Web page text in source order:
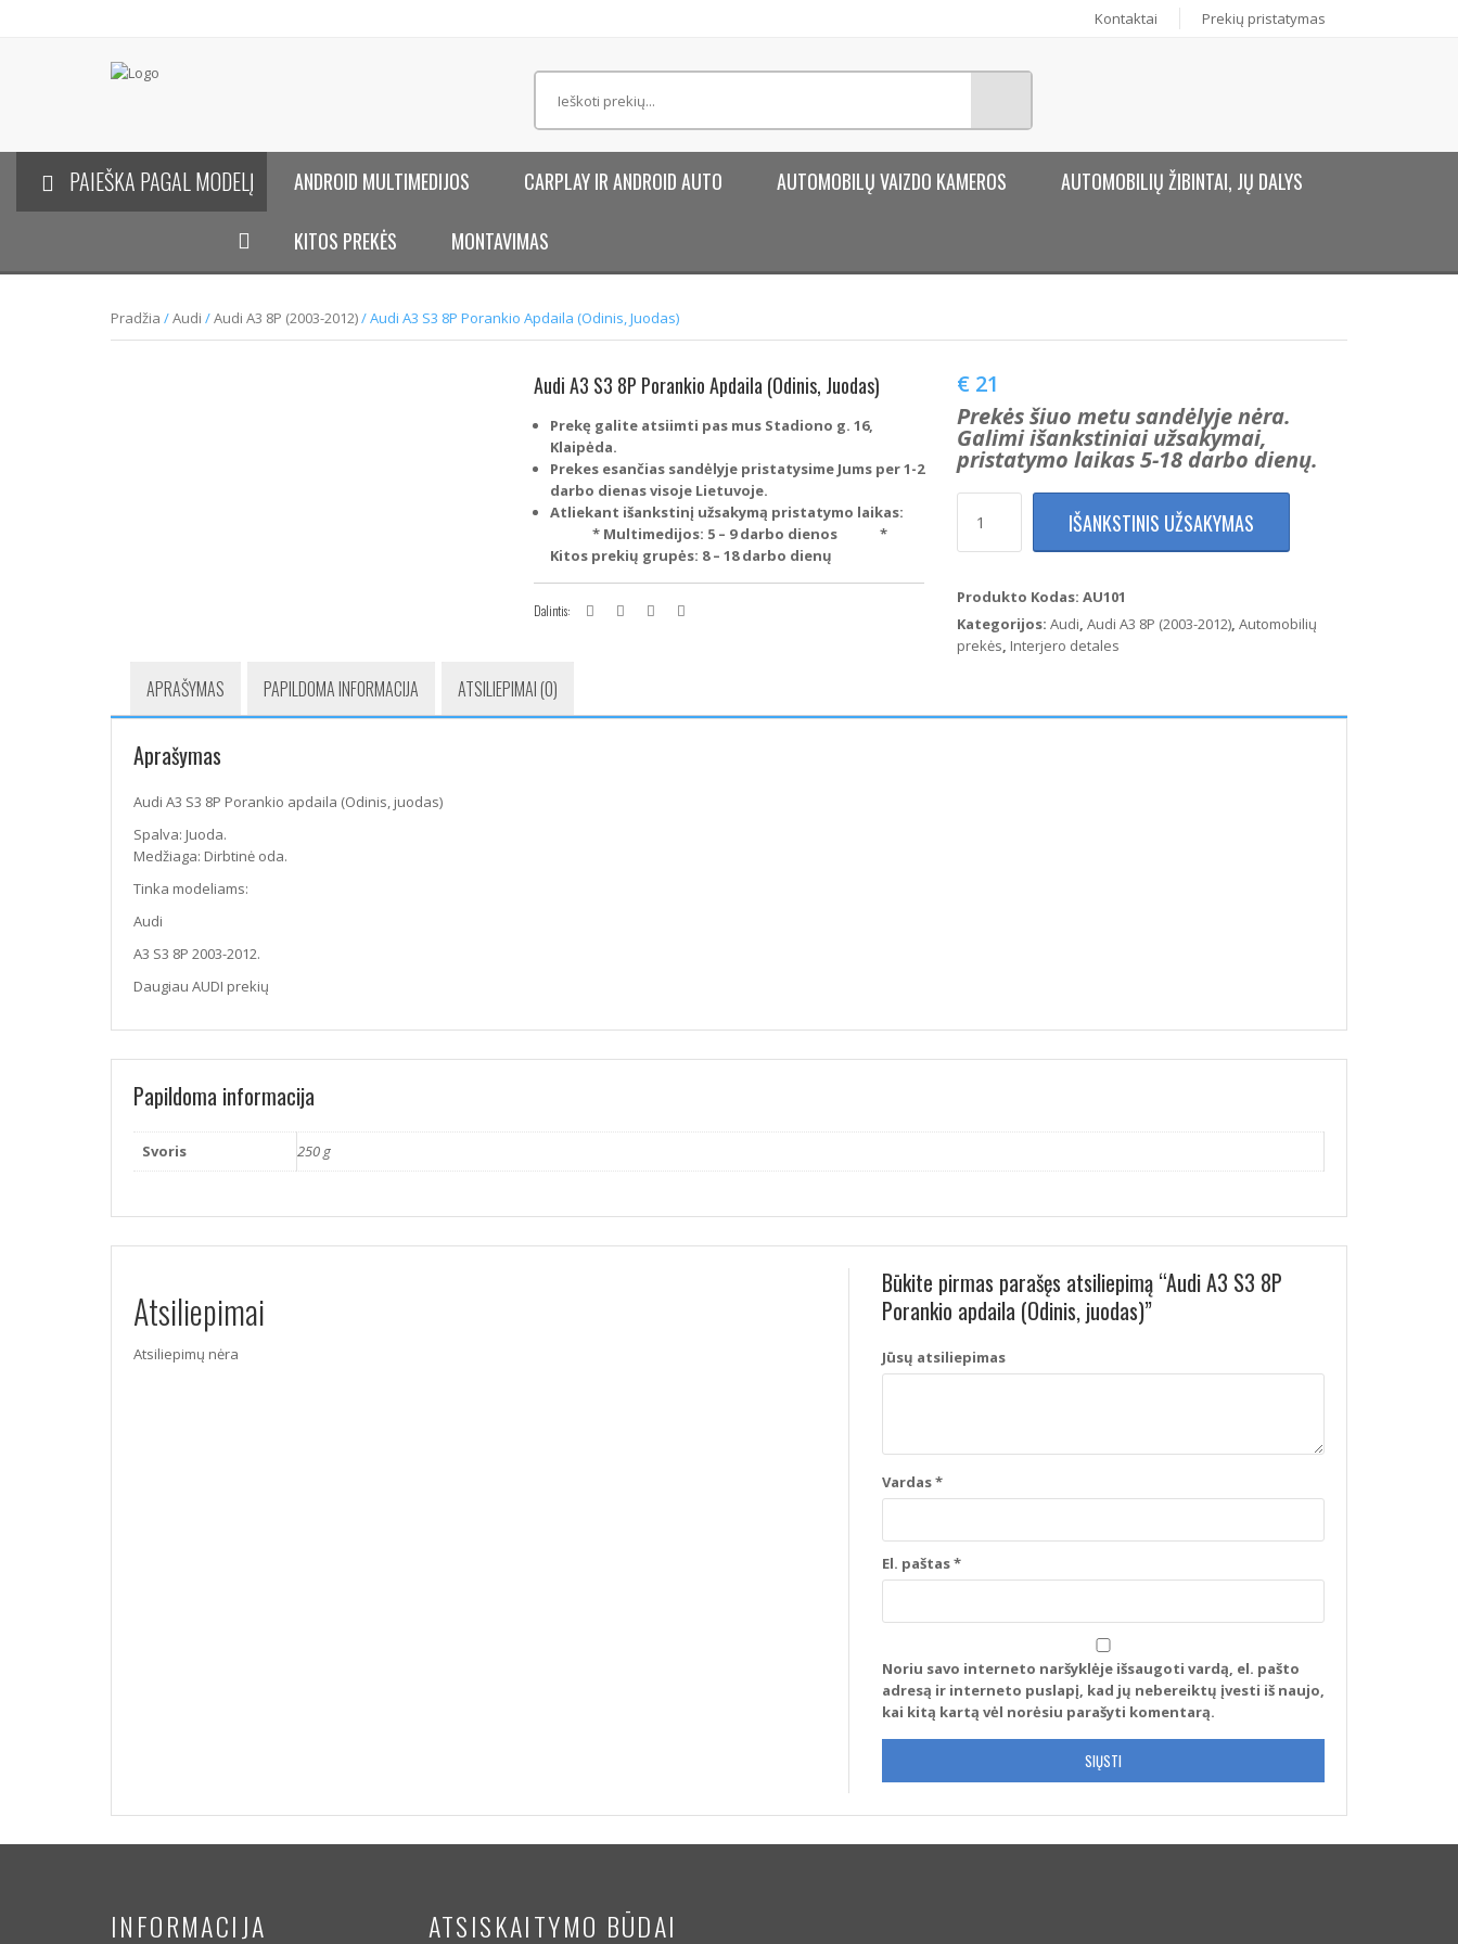
Kontaktai Prekių pristatymas
PAIEŠKA PAGAL MODELĮ ANDROID MULTIMEDIJOS CARPLAY IR ANDROID AUTO AUTOMOBILŲ VAIZDO KAMEROS AUTOMOBILIŲ ŽIBINTAI, JŲ DALYS
KITOS PREKĖS MONTAVIMAS
Pradžia /Audi /Audi A3 8P (2003-2012)/ Audi A3 S3 8P Porankio Apdaila (Odinis, Juodas)
Audi A3 S3 8P Porankio Apdaila (Odinis, Juodas)
Prekę galite atsiimti pas mus Stadiono g. 16,
Klaipėda.
Prekes esančias sandėlyje pristatysime Jums per 1-2
darbo dienas visoje Lietuvoje.
Atliekant išankstinį užsakymą pristatymo laikas:
* Multimedijos: 5 – 9 darbo dienos *
Kitos prekių grupės: 8 – 18 darbo dienų
Dalintis:
€ 21
Prekės šiuo metu sandėlyje nėra.
Galimi išankstiniai užsakymai,
pristatymo laikas 5-18 darbo dienų.
kiekis:
S3
Porankio
apdaila
IŠANKSTINIS UŽSAKYMAS
Produkto Kodas: AU101
Kategorijos: Audi, Audi A3 8P (2003-2012), Automobilių
prekės, Interjero detales
APRAŠYMAS PAPILDOMA INFORMACIJA ATSILIEPIMAI (0)
Aprašymas
Audi A3 S3 8P Porankio apdaila (Odinis, juodas)
Spalva: Juoda.
Medžiaga: Dirbtinė oda.
Tinka modeliams:
Audi
A3 S3 8P 2003-2012.
Daugiau AUDI prekių
Papildoma informacija
Svoris 250 g
Atsiliepimai
Atsiliepimų nėra
Būkite pirmas parašęs atsiliepimą “Audi A3 S3 8P
Porankio apdaila (Odinis, juodas)”
Jūsų atsiliepimas
Vardas*
El. paštas*
Noriu savo interneto naršyklėje išsaugoti vardą, el. pašto
adresą ir interneto puslapį, kad jų nebereiktų įvesti iš naujo,
kai kitą kartą vėl norėsiu parašyti komentarą.
INFORMACIJA ATSISKAITYMO BŪDAI